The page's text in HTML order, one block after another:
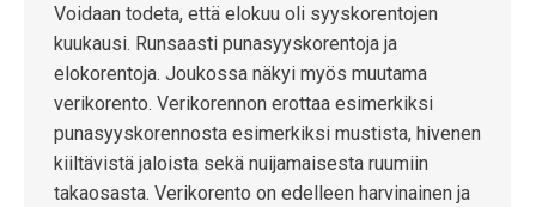
Voidaan todeta, että elokuu oli syyskorentojen
kuukausi. Runsaasti punasyyskorentoja ja
elokorentoja. Joukossa näkyi myös muutama
verikorento. Verikorennon erottaa esimerkiksi
punasyyskorennosta esimerkiksi mustista, hivenen
kiiltävistä jaloista sekä nuijamaisesta ruumiin
takaosasta. Verikorento on edelleen harvinainen ja